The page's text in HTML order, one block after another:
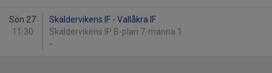
Sön 27
11:30
Skäldervikens IF - Vallåkra IF
Skäldervikens IP B-plan 7-manna 1
-